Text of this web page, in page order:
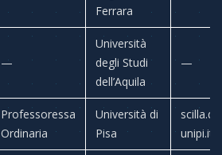
Ferrara
—
Università
degli Studi
dell’Aquila
—
Professoressa
Ordinaria
Università di
Pisa
unipi.it